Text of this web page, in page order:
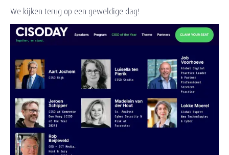
We kijken terug op een geweldige dag!